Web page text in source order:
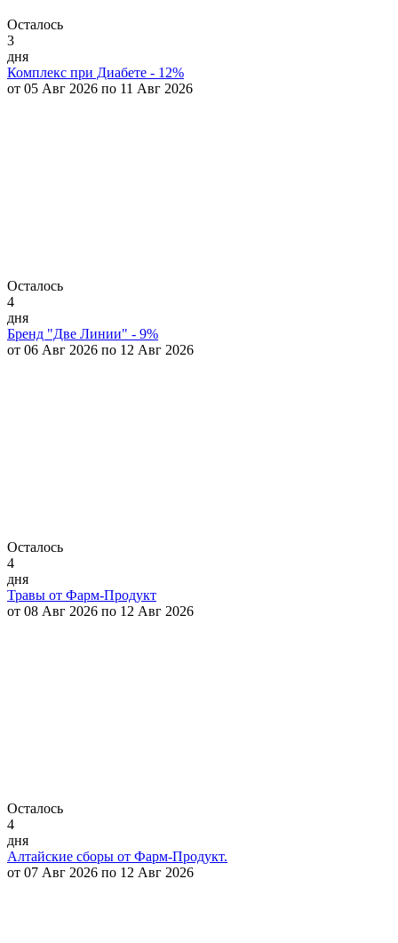
Осталось
3
дня
Комплекс при Диабете - 12%
от 05 Авг 2026 по 11 Авг 2026
Осталось
4
дня
Бренд "Две Линии" - 9%
от 06 Авг 2026 по 12 Авг 2026
Осталось
4
дня
Травы от Фарм-Продукт
от 08 Авг 2026 по 12 Авг 2026
Осталось
4
дня
Алтайские сборы от Фарм-Продукт.
от 07 Авг 2026 по 12 Авг 2026